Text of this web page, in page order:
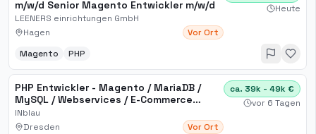
m/w/d Senior Magento Entwickler m/w/d
LEENERS einrichtungen GmbH
Hagen
Vor Ort
Heute
Magento PHP
PHP Entwickler - Magento / MariaDB /
MySQL / Webservices / E-Commerce
(m/w/d)
INblau
Dresden
Vor Ort
ca. 39k - 49k €
vor 6 Tagen